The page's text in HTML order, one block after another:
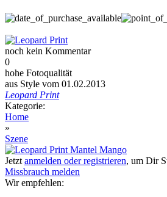
noch kein Kommentar
0
hohe Fotoqualität
aus Style vom 01.02.2013
Leopard Print
Kategorie:
Home
»
Szene
Jetzt anmelden oder registrieren, um Dir
Missbrauch melden
Wir empfehlen: